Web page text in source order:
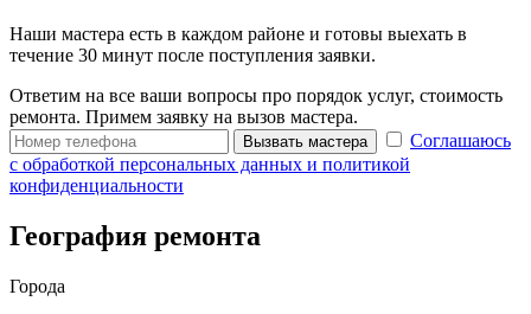
Наши мастера есть в каждом районе и готовы выехать в
течение 30 минут после поступления заявки.
Ответим на все ваши вопросы про порядок услуг, стоимость
ремонта. Примем заявку на вызов мастера.
Вызвать мастера
Соглашаюсь
с обработкой персональных данных и политикой
конфиденциальности
География ремонта
Города